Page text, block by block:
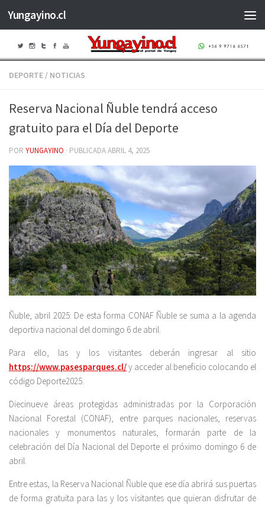
Saltar al contenido
Yungayino.cl
DEPORTE / NOTICIAS
Reserva Nacional Ñuble tendrá acceso
gratuito para el Día del Deporte
POR YUNGAYINO · PUBLICADAABRIL 4, 2025
Ñuble, abril 2025: De esta forma CONAF Ñuble se suma a la agenda
deportiva nacional del domingo 6 de abril.
Para ello, las y los visitantes deberán ingresar al sitio
https://www.pasesparques.cl/y acceder al beneficio colocando el
código Deporte2025.
Diecinueve áreas protegidas administradas por la Corporación
Nacional Forestal (CONAF), entre parques nacionales, reservas
nacionales y monumentos naturales, formarán parte de la
celebración del Día Nacional del Deporte el próximo domingo 6 de
abril.
Entre estas, la Reserva Nacional Ñuble que ese día abrirá sus puertas
de forma gratuita para las y los visitantes que quieran disfrutar de